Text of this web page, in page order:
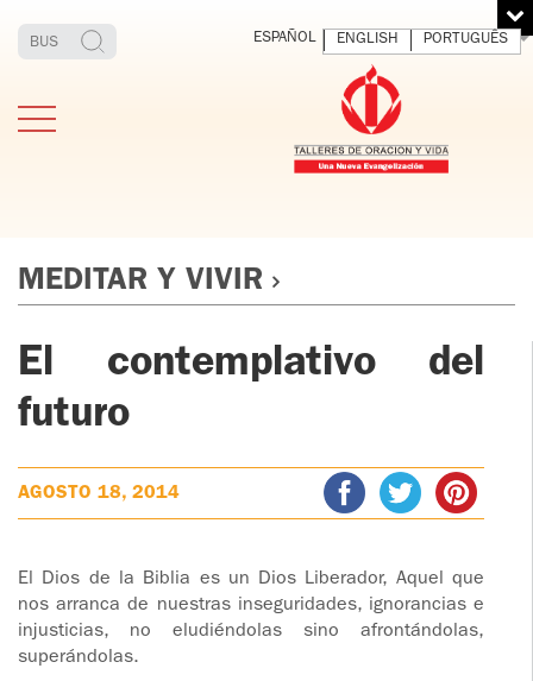
TOV ADULTOS
TOV JÓVENES
TOV
TOV NIÑOS
CURSO
FUNDADOR
ORBEGOZO
OFM CAP.
HOMENAJE
PADRE
IGNACIO
MEDITAR
ESPAÑOL ENGLISH PORTUGUÊS
MEDITAR Y VIVIR
El contemplativo del
futuro
AGOSTO 18, 2014
El Dios de la Biblia es un Dios Liberador, Aquel que
nos arranca de nuestras inseguridades, ignorancias e
injusticias, no eludiéndolas sino afrontándolas,
superándolas.